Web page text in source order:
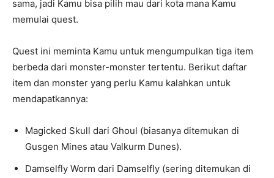
sama, jadi Kamu bisa pilih mau dari kota mana Kamu
memulai quest.
Quest ini meminta Kamu untuk mengumpulkan tiga item
berbeda dari monster-monster tertentu. Berikut daftar
item dan monster yang perlu Kamu kalahkan untuk
mendapatkannya:
Magicked Skull dari Ghoul (biasanya ditemukan di
Gusgen Mines atau Valkurm Dunes).
Damselfly Worm dari Damselfly (sering ditemukan di